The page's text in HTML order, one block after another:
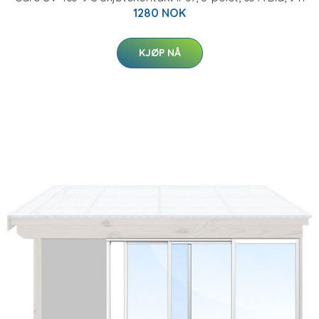
1280 NOK
KJØP NÅ